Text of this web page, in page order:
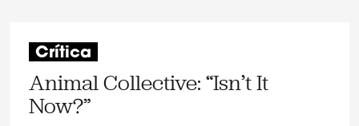
Crítica
Animal Collective: “Isn’t It
Now?”